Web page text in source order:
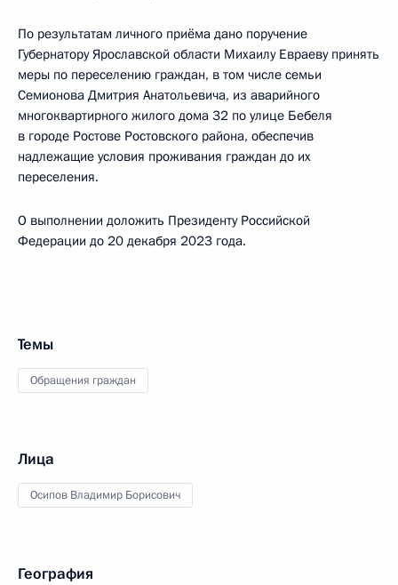
По результатам личного приёма дано поручение
Губернатору Ярославской области Михаилу Евраеву принять
меры по переселению граждан, в том числе семьи
Семионова Дмитрия Анатольевича, из аварийного
многоквартирного жилого дома 32 по улице Бебеля
в городе Ростове Ростовского района, обеспечив
надлежащие условия проживания граждан до их
переселения.
О выполнении доложить Президенту Российской
Федерации до 20 декабря 2023 года.
Темы
Обращения граждан
Лица
Осипов Владимир Борисович
География